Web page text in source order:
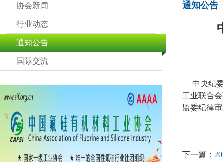
协会新闻
行业动态
通知公告
国际交流
通知公告
中央纪委
工业联合
监委纪律
下一篇：